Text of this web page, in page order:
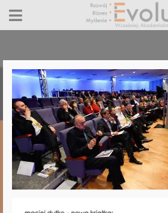
_MG_6847
8 marca 2013 Dodaj komentarz Maciej